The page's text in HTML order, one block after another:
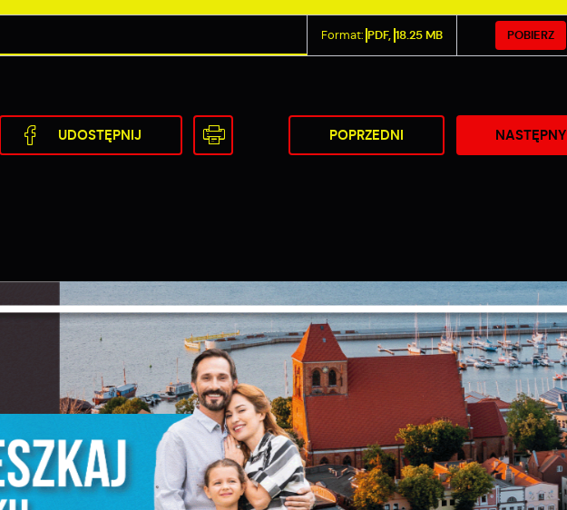
Format: PDF, 18.25 MB POBIERZ
UDOSTĘPNIJ POPRZEDNI NASTĘPNY
Szanujemy Twoją prywatność. Możesz zmienić ustawienia cookies lub zaakceptować
je wszystkie. W dowolnym momencie możesz dokonać zmiany swoich ustawień.
Niezbędne
Niezbędne pliki cookies służą do prawidłowego funkcjonowania strony internetowej i
umożliwiają Ci komfortowe korzystanie z oferowanych przez nas usług.
Pliki cookies odpowiadają na podejmowane przez Ciebie działania w celu m.in.
dostosowania Twoich ustawień preferencji prywatności, logowania czy wypełniania
formularzy. Dzięki plikom cookies strona, z której korzystasz, może działać bez zakłóceń.